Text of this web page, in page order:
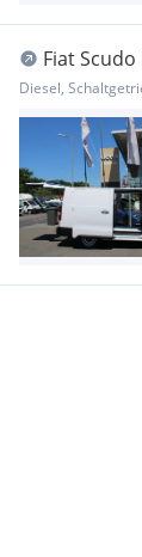
Fiat Scudo
Schiebetür
Diesel,